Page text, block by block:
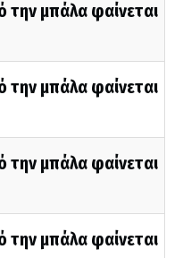
την μπάλα φαίνεται
την μπάλα φαίνεται
την μπάλα φαίνεται
την μπάλα φαίνεται